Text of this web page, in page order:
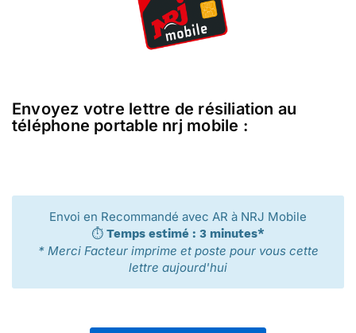
Envoyez votre lettre de résiliation au
téléphone portable nrj mobile :
Envoi en Recommandé avec AR à NRJ Mobile
⏱️ Temps estimé : 3 minutes*
* Merci Facteur imprime et poste pour vous cette
lettre aujourd'hui